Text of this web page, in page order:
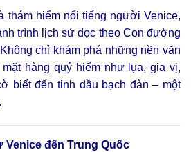
thám hiểm nổi tiếng người Venice,
trình lịch sử dọc theo Con đường
chỉ khám phá những nền văn
hàng quý hiếm như lụa, gia vị,
biết đến tinh dầu bạch đàn – một
Venice đến Trung Quốc